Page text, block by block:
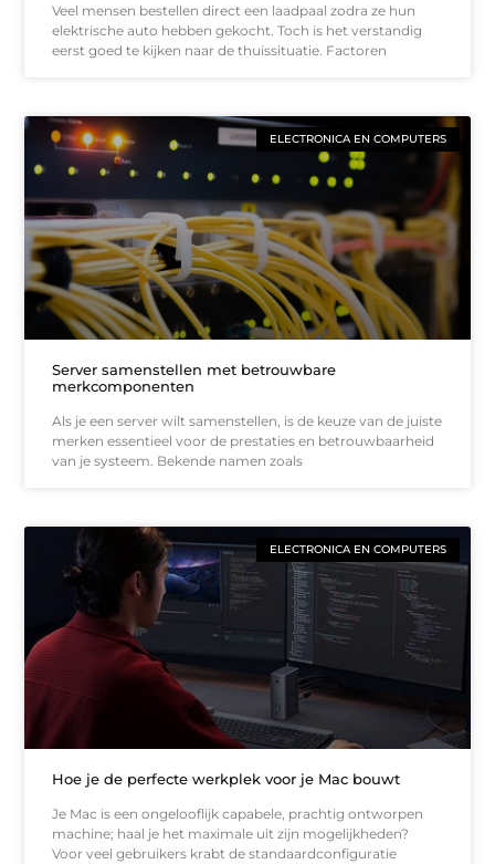
Veel mensen bestellen direct een laadpaal zodra ze hun
elektrische auto hebben gekocht. Toch is het verstandig
eerst goed te kijken naar de thuissituatie. Factoren
ELECTRONICA EN COMPUTERS
Server samenstellen met betrouwbare
merkcomponenten
Als je een server wilt samenstellen, is de keuze van de juiste
merken essentieel voor de prestaties en betrouwbaarheid
van je systeem. Bekende namen zoals
ELECTRONICA EN COMPUTERS
Hoe je de perfecte werkplek voor je Mac bouwt
Je Mac is een ongelooflijk capabele, prachtig ontworpen
machine; haal je het maximale uit zijn mogelijkheden?
Voor veel gebruikers krabt de standaardconfiguratie